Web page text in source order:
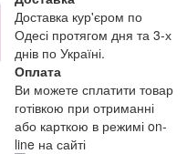
Доставка кур'єром по
Одесі протягом дня та 3-х
днів по Україні.
Оплата
Ви можете сплатити товар
готівкою при отриманні
або карткою в режимі on-
line на сайті